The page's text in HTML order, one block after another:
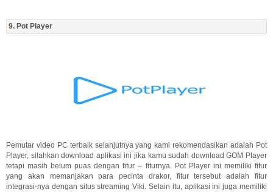
9. Pot Player
Pemutar video PC terbaik selanjutnya yang kami rekomendasikan adalah Pot
Player, silahkan download aplikasi ini jika kamu sudah download GOM Player
tetapi masih belum puas dengan fitur – fiturnya. Pot Player ini memiliki fitur
yang akan memanjakan para pecinta drakor, fitur tersebut adalah fitur
integrasi-nya dengan situs streaming Viki. Selain itu, aplikasi ini juga memiliki